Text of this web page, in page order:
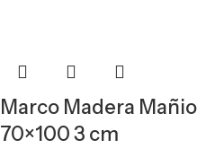
Marco Madera Mañio
70×100 3 cm